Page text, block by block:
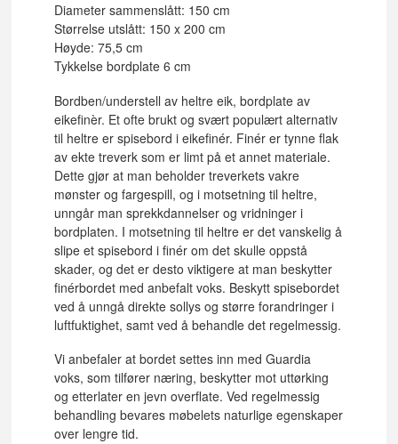
Diameter sammenslått: 150 cm
Størrelse utslått: 150 x 200 cm
Høyde: 75,5 cm
Tykkelse bordplate 6 cm
Bordben/understell av heltre eik, bordplate av
eikefinèr. Et ofte brukt og svært populært alternativ
til heltre er spisebord i eikefinér. Finér er tynne flak
av ekte treverk som er limt på et annet materiale.
Dette gjør at man beholder treverkets vakre
mønster og fargespill, og i motsetning til heltre,
unngår man sprekkdannelser og vridninger i
bordplaten. I motsetning til heltre er det vanskelig å
slipe et spisebord i finér om det skulle oppstå
skader, og det er desto viktigere at man beskytter
finérbordet med anbefalt voks. Beskytt spisebordet
ved å unngå direkte sollys og større forandringer i
luftfuktighet, samt ved å behandle det regelmessig.
Vi anbefaler at bordet settes inn med Guardia
voks, som tilfører næring, beskytter mot uttørking
og etterlater en jevn overflate. Ved regelmessig
behandling bevares møbelets naturlige egenskaper
over lengre tid.